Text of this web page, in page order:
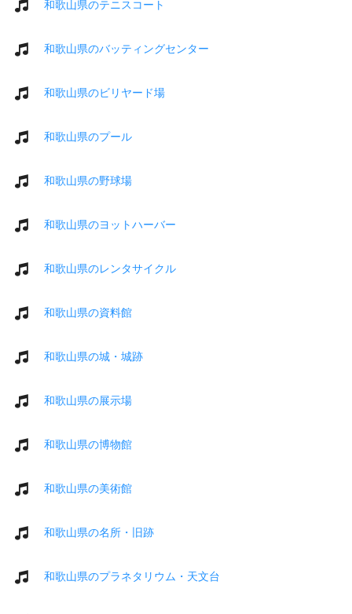
和歌山県のテニスコート
和歌山県のバッティングセンター
和歌山県のビリヤード場
和歌山県のプール
和歌山県の野球場
和歌山県のヨットハーバー
和歌山県のレンタサイクル
和歌山県の資料館
和歌山県の城・城跡
和歌山県の展示場
和歌山県の博物館
和歌山県の美術館
和歌山県の名所・旧跡
和歌山県のプラネタリウム・天文台